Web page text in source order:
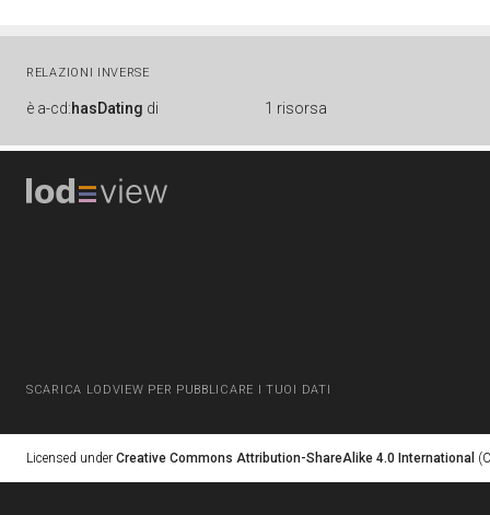
RELAZIONI INVERSE
è a-cd:hasDating di 1 risorsa
SCARICA LODVIEW PER PUBBLICARE I TUOI DATI
Licensed under Creative Commons Attribution-ShareAlike 4.0 International